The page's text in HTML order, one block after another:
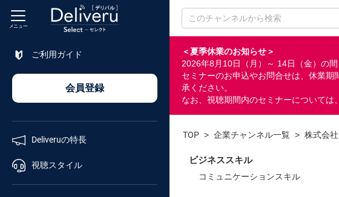
＜夏季休業のお知らせ＞
2026年8月10日（月）～ 14日（金）の
セミナーのお申込やお問合せは、休業
承ください。
なお、視聴期間内のセミナーについては
メニュー
ご利用ガイド
会員登録
Deliveruの特長
視聴スタイル
TOP > 企業チャンネル一覧 > 株式会
ビジネススキル
コミュニケーションスキル